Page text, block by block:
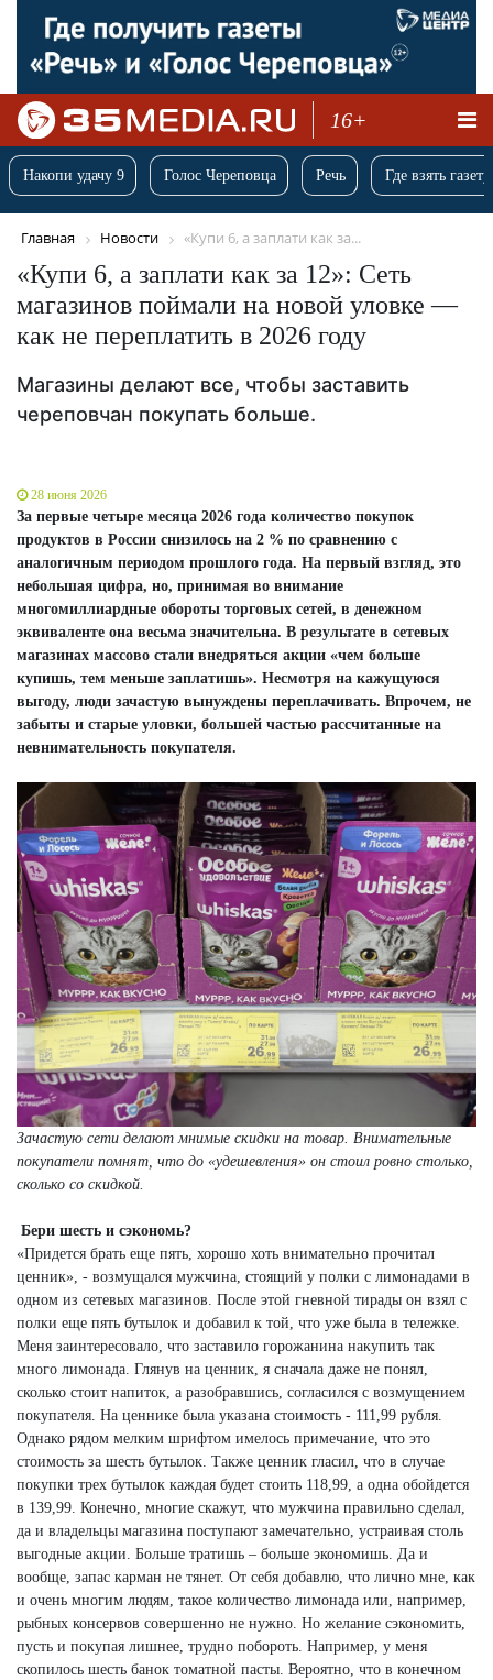
16+
Накопи удачу 9 Голос Череповца Речь Где взять
Главная Новости «Купи 6, а заплати как за...
«Купи 6, а заплати как за 12»: Сеть
магазинов поймали на новой уловке —
как не переплатить в 2026 году
Магазины делают все, чтобы заставить
череповчан покупать больше.
28 июня 2026
За первые четыре месяца 2026 года количество покупок
продуктов в России снизилось на 2 % по сравнению с
аналогичным периодом прошлого года. На первый взгляд, это
небольшая цифра, но, принимая во внимание
многомиллиардные обороты торговых сетей, в денежном
эквиваленте она весьма значительна. В результате в сетевых
магазинах массово стали внедряться акции «чем больше
купишь, тем меньше заплатишь». Несмотря на кажущуюся
выгоду, люди зачастую вынуждены переплачивать. Впрочем, не
забыты и старые уловки, большей частью рассчитанные на
невнимательность покупателя.
Зачастую сети делают мнимые скидки на товар. Внимательные
покупатели помнят, что до «удешевления» он стоил ровно столько,
сколько со скидкой.
Бери шесть и сэкономь?
«Придется брать еще пять, хорошо хоть внимательно прочитал
ценник», - возмущался мужчина, стоящий у полки с лимонадами в
одном из сетевых магазинов. После этой гневной тирады он взял с
полки еще пять бутылок и добавил к той, что уже была в тележке.
Меня заинтересовало, что заставило горожанина накупить так
много лимонада. Глянув на ценник, я сначала даже не понял,
сколько стоит напиток, а разобравшись, согласился с возмущением
покупателя. На ценнике была указана стоимость - 111,99 рубля.
Однако рядом мелким шрифтом имелось примечание, что это
стоимость за шесть бутылок. Также ценник гласил, что в случае
покупки трех бутылок каждая будет стоить 118,99, а одна обойдется
в 139,99. Конечно, многие скажут, что мужчина правильно сделал,
да и владельцы магазина поступают замечательно, устраивая столь
выгодные акции. Больше тратишь – больше экономишь. Да и
вообще, запас карман не тянет. От себя добавлю, что лично мне, как
и очень многим людям, такое количество лимонада или, например,
рыбных консервов совершенно не нужно. Но желание сэкономить,
пусть и покупая лишнее, трудно побороть. Например, у меня
скопилось шесть банок томатной пасты. Вероятно, что в конечном